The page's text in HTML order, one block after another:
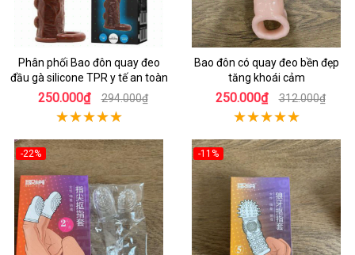
Phân phối Bao đôn quay đeo
đầu gà silicone TPR y tế an toàn
250.000₫ 294.000₫
Bao đôn có quay đeo bền đẹp
tăng khoái cảm
250.000₫ 312.000₫
-22% -11%